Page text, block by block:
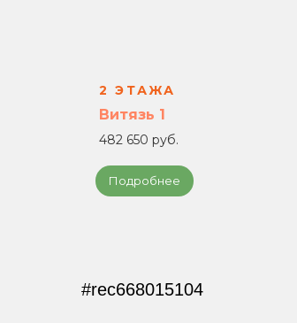
2 ЭТАЖА
Витязь 1
482 650 руб.
Подробнее
#rec668015104